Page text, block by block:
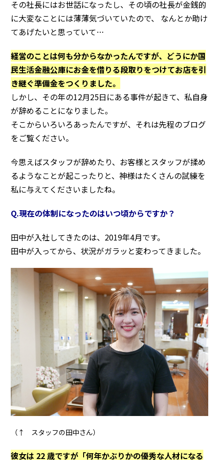
その社長にはお世話になったし、その頃の社長が金銭的
に大変なことには薄薄気づいていたので、 なんとか助け
てあげたいと思っていて…
経営のことは何も分からなかったんですが、どうにか国
民生活金融公庫にお金を借りる段取りをつけてお店を引
き継ぐ準備金をつくりました。
しかし、その年の12月25日にある事件が起きて、私自身
が辞めることになりました。
そこからいろいろあったんですが、それは先程のブログ
をご覧ください。
今思えばスタッフが辞めたり、お客様とスタッフが揉め
るようなことが起こったりと、神様はたくさんの試練を
私に与えてくださいましたね。
Q.現在の体制になったのはいつ頃からですか？
田中が入社してきたのは、2019年4月です。
田中が入ってから、状況がガラッと変わってきました。
（↑ スタッフの田中さん）
彼女は 22 歳ですが「何年かぶりかの優秀な人材になる